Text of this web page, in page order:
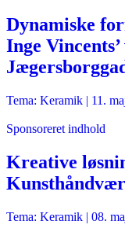
Dynamiske
Inge
Tema: Keramik | 11.
Sponsoreret indhold
Kreative
Tema: Keramik | 08.